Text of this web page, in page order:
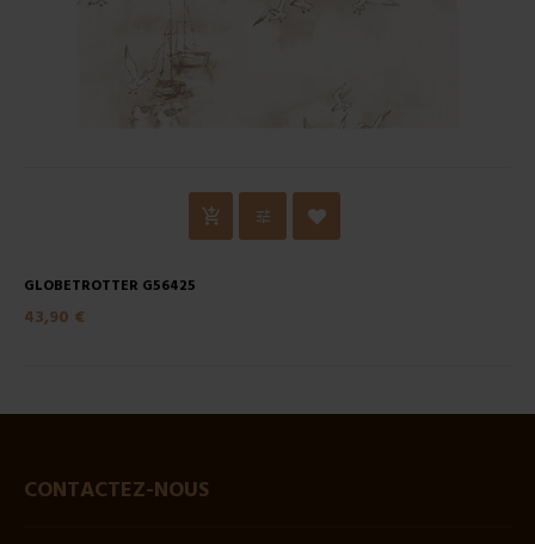
GLOBETROTTER G56425
43,90 €
CONTACTEZ-NOUS